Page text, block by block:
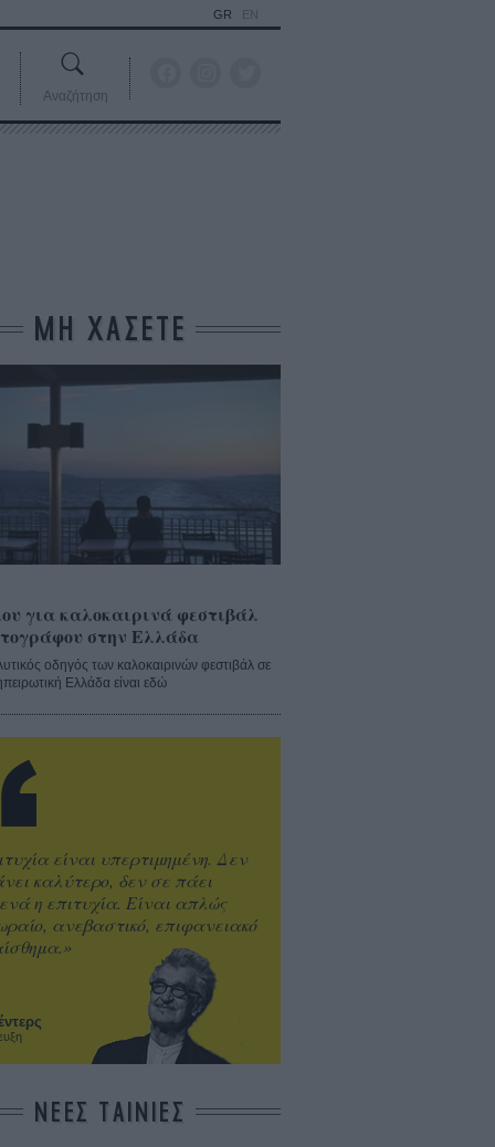
GR EN
Αναζήτηση
ΜΗ ΧΑΣΕΤΕ
για καλοκαιρινά φεστιβάλ
στην Ελλάδα
οδηγός των καλοκαιρινών φεστιβάλ σε
Ελλάδα είναι εδώ
είναι υπερτιμημένη. Δεν
καλύτερο, δεν σε πάει
η επιτυχία. Είναι απλώς
ανεβαστικό, επιφανειακό
ΝΕΕΣ ΤΑΙΝΙΕΣ